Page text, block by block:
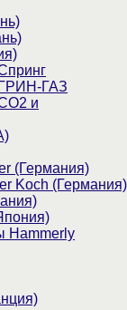
ГАЗ
и
(Германия)
Koch (Германия)
Hammerly